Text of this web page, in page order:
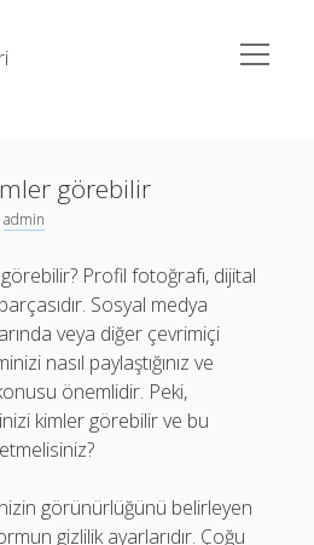
menüyü
aç
Arttırma
görebilir
admin
Profil fotoğrafı, dijital
Sosyal medya
veya diğer çevrimiçi
nasıl paylaştığınız ve
önemlidir. Peki,
kimler görebilir ve bu
görünürlüğünü belirleyen
gizlilik ayarlarıdır. Çoğu